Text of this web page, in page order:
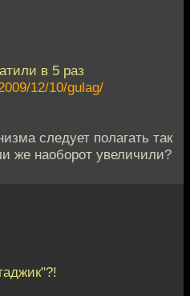
в 5 раз
12/10/gulag/
следует полагать так
же наоборот увеличили?